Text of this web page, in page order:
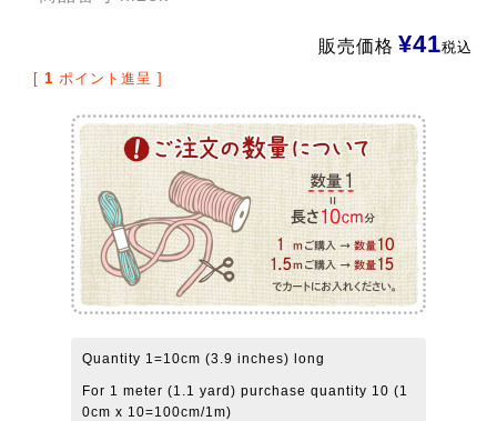
販売価格 ¥41税込
[ 1 ポイント進呈 ]
Quantity 1=10cm (3.9 inches) long
For 1 meter (1.1 yard) purchase quantity 10 (1
0cm x 10=100cm/1m)